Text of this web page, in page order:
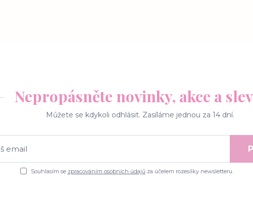
Nepropásněte novinky, akce a
Můžete se kdykoli odhlásit. Zasíláme jednou za 14 dní.
Souhlasím se zpracováním osobních údajůza účelem rozesílky newsletteru.